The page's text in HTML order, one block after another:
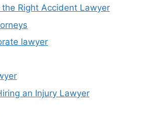
Right Accident Lawyer
lawyer
an Injury Lawyer